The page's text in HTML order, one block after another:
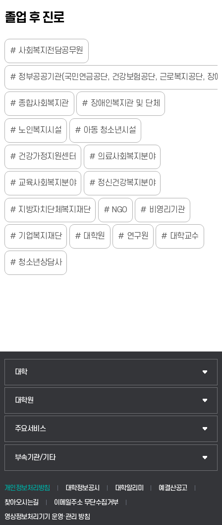
졸업 후 진로
사회복지전담공무원
정부공공기관(국민연금공단, 건강보험공단, 근로복지공단, 장
종합사회복지관 장애인복지관 및 단체
노인복지시설 아동 청소년시설
건강가정지원센터 의료사회복지분야
교육사회복지분야 정신건강복지분야
지방자치단체복지재단 NGO 비영리기관
기업복지재단 대학원 연구원 대학교수
청소년상담사
대학
인문융합공공인재학부
법경영학부
웰니스산업융합학부
생명공학부
대학원
일반대학원
산업대학원
공공정책대학원
교육대학원
주요서비스
입학안내
웹메일
학사시스템(전문학사 및 전공심화)
부속기관/기타
중앙도서관
학생생활관(안성)
개인정보처리방침 대학정보공시 대학알리미
예결산공고
찾아오시는길
이메일주소 무단수집거부
영상정보처리기기 운영·관리 방침